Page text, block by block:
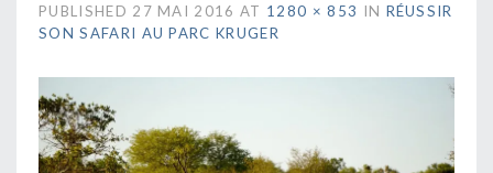
PUBLISHED 27 MAI 2016 AT 1280 × 853 IN RÉUSSIR
SON SAFARI AU PARC KRUGER